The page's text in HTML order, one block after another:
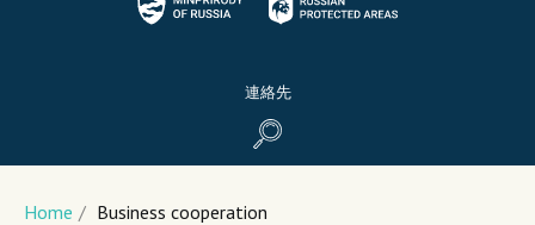
連絡先
Home / Business cooperation